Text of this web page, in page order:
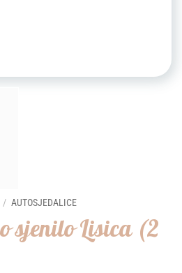
/ AUTOSJEDALICE
sjenilo Lisica (2